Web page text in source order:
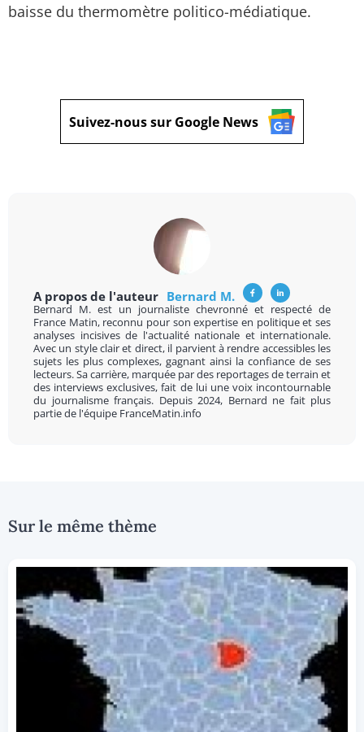
baisse du thermomètre politico-médiatique.
Suivez-nous sur Google News
A propos de l'auteur Bernard M.
Bernard M. est un journaliste chevronné et respecté de
France Matin, reconnu pour son expertise en politique et ses
analyses incisives de l'actualité nationale et internationale.
Avec un style clair et direct, il parvient à rendre accessibles les
sujets les plus complexes, gagnant ainsi la confiance de ses
lecteurs. Sa carrière, marquée par des reportages de terrain et
des interviews exclusives, fait de lui une voix incontournable
du journalisme français. Depuis 2024, Bernard ne fait plus
partie de l'équipe FranceMatin.info
Sur le même thème